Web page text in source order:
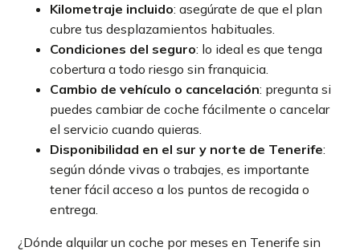
Kilometraje incluido: asegúrate de que el plan
cubre tus desplazamientos habituales.
Condiciones del seguro: lo ideal es que tenga
cobertura a todo riesgo sin franquicia.
Cambio de vehículo o cancelación: pregunta si
puedes cambiar de coche fácilmente o cancelar
el servicio cuando quieras.
Disponibilidad en el sur y norte de Tenerife:
según dónde vivas o trabajes, es importante
tener fácil acceso a los puntos de recogida o
entrega.
¿Dónde alquilar un coche por meses en Tenerife sin